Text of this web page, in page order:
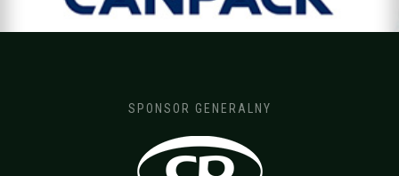
SPONSOR GENERALNY